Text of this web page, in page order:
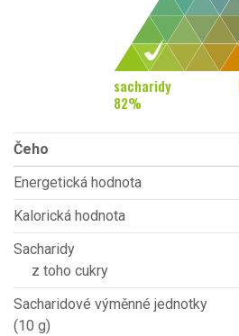
sacharidy
82%
Čeho
Energetická hodnota
Kalorická hodnota
Sacharidy
z toho cukry
Sacharidové výměnné jednotky
(10 g)